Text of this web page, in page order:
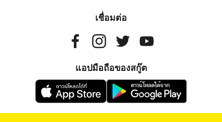
เชื่อมต่อ
แอปมือถือของสกู๊ต